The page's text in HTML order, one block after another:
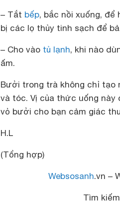
– Tắt bếp, bắc nồi xuống, để
bị các lọ thủy tinh sạch để
– Cho vào tủ lạnh, khi nào
ấm.
Bưởi trong trà không chỉ tạo
và tóc. Vị của thức uống
vỏ bưởi cho bạn cảm giác
H.L
(Tổng hợp)
Websosanh.vn –
Tìm